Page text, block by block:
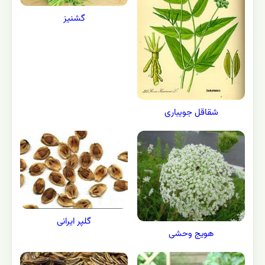
شقاقل جویباری
گشنيز
هویج وحشی
گلپر ایرانی